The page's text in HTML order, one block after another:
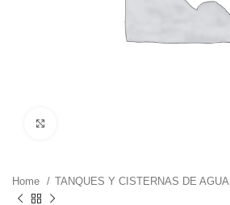
Home TANQUES Y CISTERNAS DE AGUA